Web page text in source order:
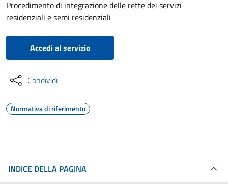
Procedimento di integrazione delle rette dei servizi
residenziali e semi residenziali
Accedi al servizio
Condividi
Normativa di riferimento
INDICE DELLA PAGINA